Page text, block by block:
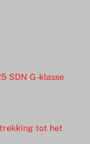
SDN G-klasse
tot het